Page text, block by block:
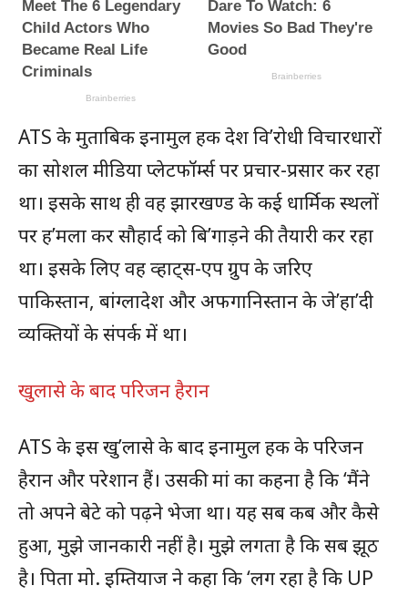
ATS के मुताबिक इनामुल हक देश वि’रोधी विचारधारों
का सोशल मीडिया प्लेटफॉर्म्स पर प्रचार-प्रसार कर रहा
था। इसके साथ ही वह झारखण्ड के कई धार्मिक स्थलों
पर ह’मला कर सौहार्द को बि’गाड़ने की तैयारी कर रहा
था। इसके लिए वह व्हाट्स-एप ग्रुप के जरिए
पाकिस्तान, बांग्लादेश और अफगानिस्तान के जे’हा’दी
व्यक्तियों के संपर्क में था।
खुलासे के बाद परिजन हैरान
ATS के इस खु’लासे के बाद इनामुल हक के परिजन
हैरान और परेशान हैं। उसकी मां का कहना है कि ‘मैंने
तो अपने बेटे को पढ़ने भेजा था। यह सब कब और कैसे
हुआ, मुझे जानकारी नहीं है। मुझे लगता है कि सब झूठ
है। पिता मो. इम्तियाज ने कहा कि ‘लग रहा है कि UP